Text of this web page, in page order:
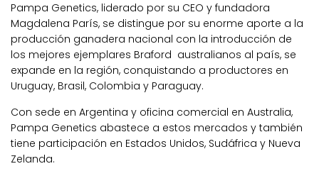
Pampa Genetics, liderado por su CEO y fundadora
Magdalena París, se distingue por su enorme aporte a la
producción ganadera nacional con la introducción de
los mejores ejemplares Braford australianos al país, se
expande en la región, conquistando a productores en
Uruguay, Brasil, Colombia y Paraguay.
Con sede en Argentina y oficina comercial en Australia,
Pampa Genetics abastece a estos mercados y también
tiene participación en Estados Unidos, Sudáfrica y Nueva
Zelanda.